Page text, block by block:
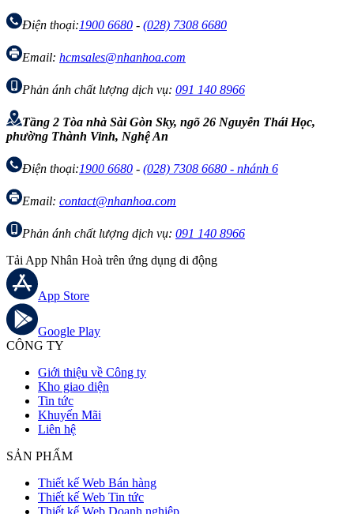
Điện thoại:1900 6680 - (028) 7308 6680
Email: hcmsales@nhanhoa.com
Phản ánh chất lượng dịch vụ: 091 140 8966
Tầng 2 Tòa nhà Sài Gòn Sky, ngõ 26 Nguyễn Thái Học,
phường Thành Vinh, Nghệ An
Điện thoại:1900 6680 - (028) 7308 6680 - nhánh 6
Email: contact@nhanhoa.com
Phản ánh chất lượng dịch vụ: 091 140 8966
Tải App Nhân Hoà trên ứng dụng di động
App Store
Google Play
CÔNG TY
Giới thiệu về Công ty
Kho giao diện
Tin tức
Khuyến Mãi
Liên hệ
SẢN PHẨM
Thiết kế Web Bán hàng
Thiết kế Web Tin tức
Thiết kế Web Doanh nghiệp